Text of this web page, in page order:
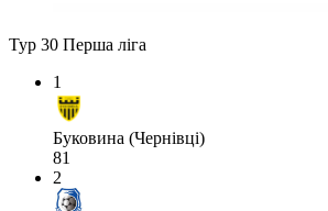
Тур 30 Перша ліга
1
Буковина (Чернівці)
81
2